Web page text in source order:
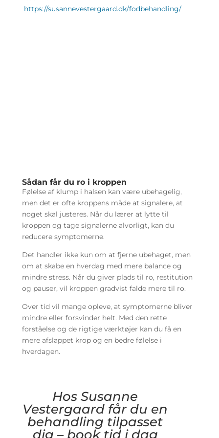
https://susannevestergaard.dk/fodbehandling/
Sådan får du ro i kroppen
Følelse af klump i halsen kan være ubehagelig,
men det er ofte kroppens måde at signalere, at
noget skal justeres. Når du lærer at lytte til
kroppen og tage signalerne alvorligt, kan du
reducere symptomerne.
Det handler ikke kun om at fjerne ubehaget, men
om at skabe en hverdag med mere balance og
mindre stress. Når du giver plads til ro, restitution
og pauser, vil kroppen gradvist falde mere til ro.
Over tid vil mange opleve, at symptomerne bliver
mindre eller forsvinder helt. Med den rette
forståelse og de rigtige værktøjer kan du få en
mere afslappet krop og en bedre følelse i
hverdagen.
Hos Susanne
Vestergaard får du en
behandling tilpasset
dig – book tid i dag